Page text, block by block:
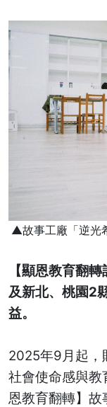
▲故事工廠「逆光
【顯恩教育翻
及新北、桃園2
益。
2025年9月起，
社會使命感與教
恩教育翻轉】故